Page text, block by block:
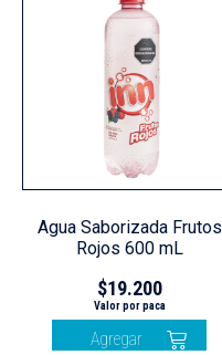
Agua Saborizada Frutos
Rojos 600 mL
$19.200
Agregar